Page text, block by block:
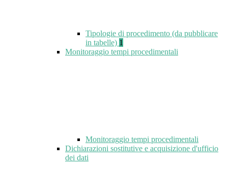
Tipologie di procedimento (da pubblicare
in tabelle) 1
Monitoraggio tempi procedimentali
Monitoraggio tempi procedimentali
Dichiarazioni sostitutive e acquisizione d'ufficio
dei dati